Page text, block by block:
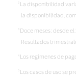
La disponibilidad
la disponibilidad,
Doce meses: desde
Resultados
Los regímenes de
Los casos de uso se